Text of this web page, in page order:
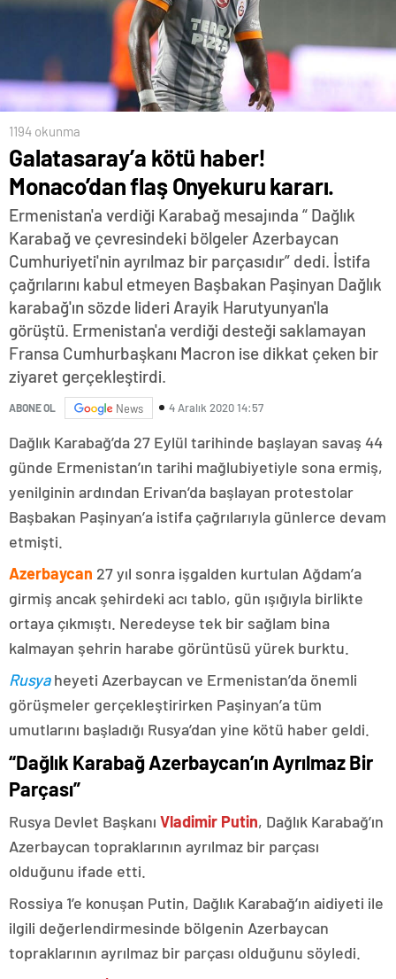
1194 okunma
Galatasaray’a kötü haber!
Monaco’dan flaş Onyekuru kararı.
Ermenistan'a verdiği Karabağ mesajında “ Dağlık
Karabağ ve çevresindeki bölgeler Azerbaycan
Cumhuriyeti'nin ayrılmaz bir parçasıdır” dedi. İstifa
çağrılarını kabul etmeyen Başbakan Paşinyan Dağlık
karabağ'ın sözde lideri Arayik Harutyunyan'la
görüştü. Ermenistan'a verdiği desteği saklamayan
Fransa Cumhurbaşkanı Macron ise dikkat çeken bir
ziyaret gerçekleştirdi.
ABONE OL News 4 Aralık 2020 14:57
Dağlık Karabağ’da 27 Eylül tarihinde başlayan savaş 44
günde Ermenistan’ın tarihi mağlubiyetiyle sona ermiş,
yenilginin ardından Erivan’da başlayan protestolar
Başbakan Paşinyan’a istifa çağrılarıyla günlerce devam
etmişti.
Azerbaycan 27 yıl sonra işgalden kurtulan Ağdam’a
girmiş ancak şehirdeki acı tablo, gün ışığıyla birlikte
ortaya çıkmıştı. Neredeyse tek bir sağlam bina
kalmayan şehrin harabe görüntüsü yürek burktu.
Rusyaheyeti Azerbaycan ve Ermenistan’da önemli
görüşmeler gerçekleştirirken Paşinyan’a tüm
umutlarını başladığı Rusya’dan yine kötü haber geldi.
“Dağlık Karabağ Azerbaycan’ın Ayrılmaz Bir
Parçası”
Rusya Devlet Başkanı Vladimir Putin, Dağlık Karabağ’ın
Azerbaycan topraklarının ayrılmaz bir parçası
olduğunu ifade etti.
Rossiya 1’e konuşan Putin, Dağlık Karabağ’ın aidiyeti ile
ilgili değerlendirmesinde bölgenin Azerbaycan
topraklarının ayrılmaz bir parçası olduğunu söyledi.